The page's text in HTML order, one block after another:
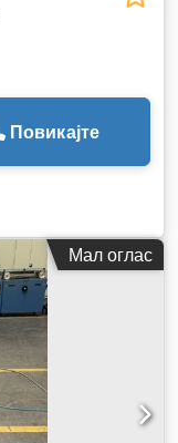
Повикајте
Мал оглас